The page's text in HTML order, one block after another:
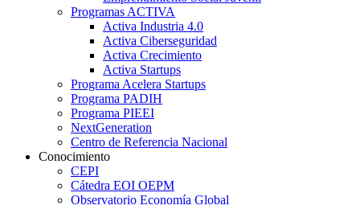
Programas ACTIVA
Activa Industria 4.0
Activa Ciberseguridad
Activa Crecimiento
Activa Startups
Programa Acelera Startups
Programa PADIH
Programa PIEEI
NextGeneration
Centro de Referencia Nacional
Conocimiento
CEPI
Cátedra EOI OEPM
Observatorio Economía Global